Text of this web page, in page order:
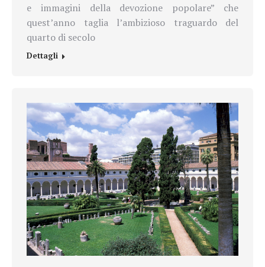
e immagini della devozione popolare” che
quest’anno taglia l’ambizioso traguardo del
quarto di secolo
Dettagli